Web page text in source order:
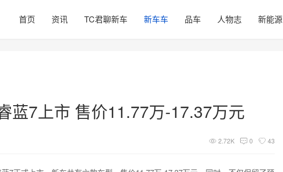
首页 资讯 TC君聊新车 新车车 品车 人物志 新能源
蓝7上市 售价11.77万-17.37万元
2.72K 0 43